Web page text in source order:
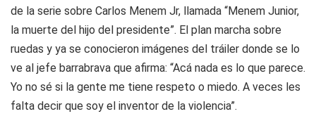
de la serie sobre Carlos Menem Jr, llamada “Menem Junior,
la muerte del hijo del presidente”. El plan marcha sobre
ruedas y ya se conocieron imágenes del tráiler donde se lo
ve al jefe barrabrava que afirma: “Acá nada es lo que parece.
Yo no sé si la gente me tiene respeto o miedo. A veces les
falta decir que soy el inventor de la violencia”.